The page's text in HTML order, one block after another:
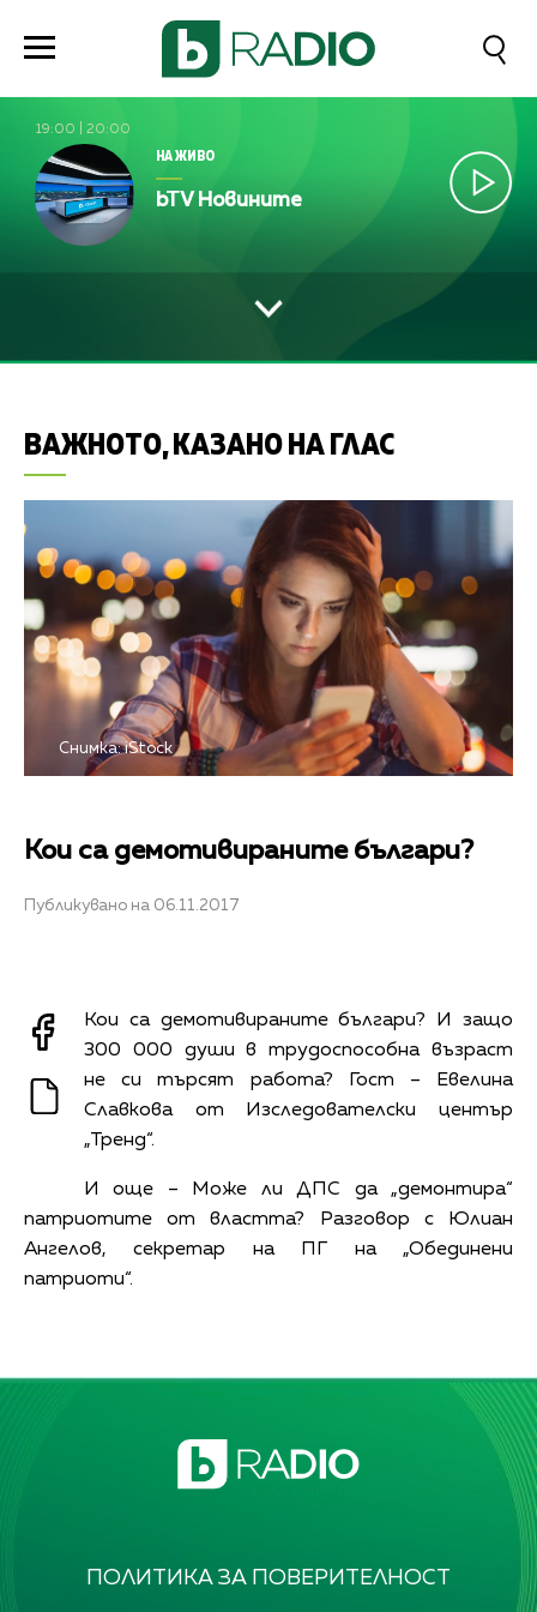
19:00 20:00
НА ЖИВО
bTV Новините
ВАЖНОТО, КАЗАНО НА ГЛАС
Снимка: iStock
Кои са демотивираните българи?
Публикувано на 06.11.2017
Кои са демотивираните българи? И защо
300 000 души в трудоспособна възраст
не си търсят работа? Гост – Евелина
Славкова от Изследователски център
„Тренд“.
И още – Може ли ДПС да „демонтира“
патриотите от властта? Разговор с Юлиан
Ангелов, секретар на ПГ на „Обединени
патриоти“.
ПОЛИТИКА ЗА ПОВЕРИТЕЛНОСТ